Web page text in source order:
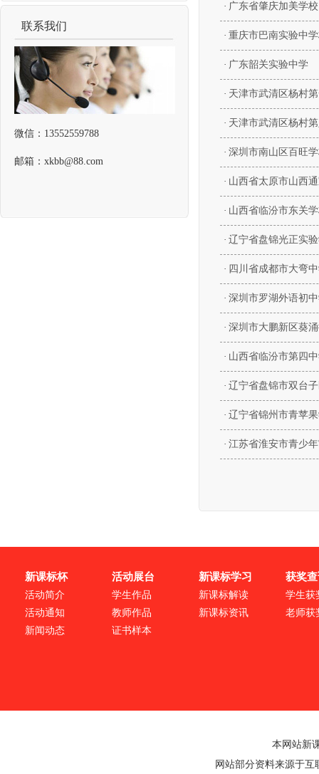
联系我们
微信：13552559788
邮箱：xkbb@88.com
· 广东省肇庆加美学校
· 重庆市巴南实验中
· 广东韶关实验中学
· 天津市武清区杨村
· 天津市武清区杨村
· 深圳市南山区百旺
· 山西省太原市山西
· 山西省临汾市东关
· 辽宁省盘锦光正实
· 四川省成都市大弯
· 深圳市罗湖外语初
· 深圳市大鹏新区葵
· 山西省临汾市第四
· 辽宁省盘锦市双台
· 辽宁省锦州市青苹
· 江苏省淮安市青少
新课标杯
活动简介
活动通知
新闻动态
活动展台
学生作品
教师作品
证书样本
新课标学习
新课标解读
新课标资讯
获奖
学生获
老师获
本网站新
网站部分资料来源于